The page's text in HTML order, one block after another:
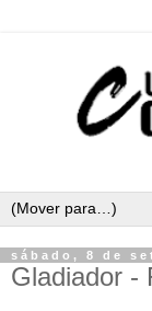
sábado, 8 de
Gladiador -